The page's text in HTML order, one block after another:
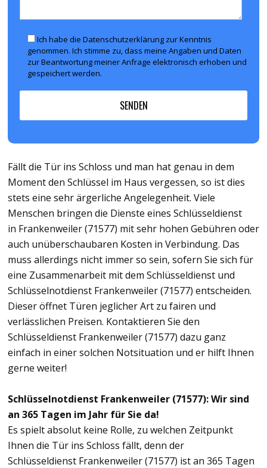
Ich habe die Datenschutzerklärung zur Kenntnis
genommen. Ich stimme zu, dass meine Angaben und Daten
zur Beantwortung meiner Anfrage elektronisch erhoben und
gespeichert werden.
Fällt die Tür ins Schloss und man hat genau in dem
Moment den Schlüssel im Haus vergessen, so ist dies
stets eine sehr ärgerliche Angelegenheit. Viele
Menschen bringen die Dienste eines Schlüsseldienst
in Frankenweiler (71577) mit sehr hohen Gebühren oder
auch unüberschaubaren Kosten in Verbindung. Das
muss allerdings nicht immer so sein, sofern Sie sich für
eine Zusammenarbeit mit dem Schlüsseldienst und
Schlüsselnotdienst Frankenweiler (71577) entscheiden.
Dieser öffnet Türen jeglicher Art zu fairen und
verlässlichen Preisen. Kontaktieren Sie den
Schlüsseldienst Frankenweiler (71577) dazu ganz
einfach in einer solchen Notsituation und er hilft Ihnen
gerne weiter!
Schlüsselnotdienst Frankenweiler (71577): Wir sind
an 365 Tagen im Jahr für Sie da!
Es spielt absolut keine Rolle, zu welchen Zeitpunkt
Ihnen die Tür ins Schloss fällt, denn der
Schlüsseldienst Frankenweiler (71577) ist an 365 Tagen